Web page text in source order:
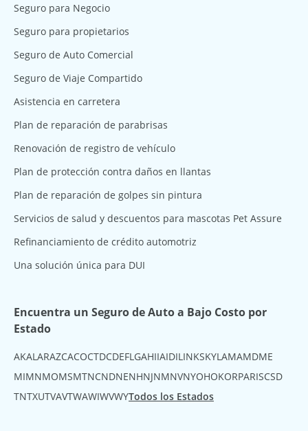
Seguro para Negocio
Seguro para propietarios
Seguro de Auto Comercial
Seguro de Viaje Compartido
Asistencia en carretera
Plan de reparación de parabrisas
Renovación de registro de vehículo
Plan de protección contra daños en llantas
Plan de reparación de golpes sin pintura
Servicios de salud y descuentos para mascotas Pet Assure
Refinanciamiento de crédito automotriz
Una solución única para DUI
Encuentra un Seguro de Auto a Bajo Costo por
Estado
AKAL ARAZCACOCTDCDEFL GAHIIAIDIL INKSKYLAMAMDME
MIMNMOMSMTNCNDNENHNJNMNVNYOHOKORPARISCSD
TNTXUTVAVTWAWIWVWYTodos los Estados